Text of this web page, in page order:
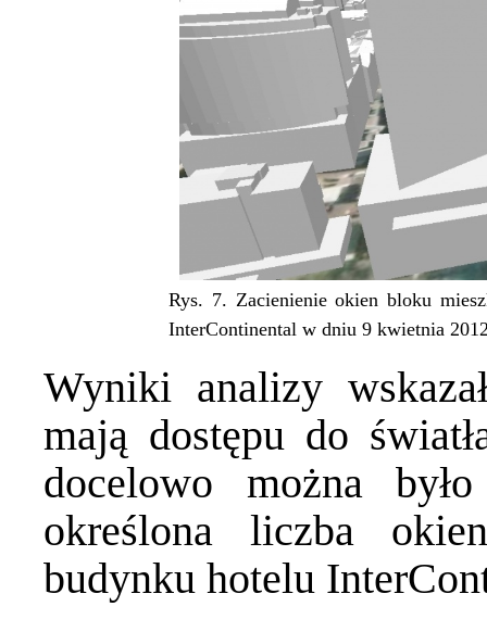
Rys. 7. Zacienienie okien bloku
InterContinental w dniu 9 kwietnia
Wyniki analizy
mają dostępu do
docelowo można
określona liczba
budynku hotelu